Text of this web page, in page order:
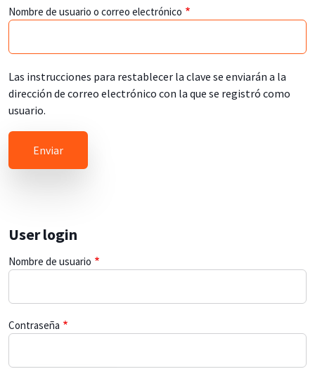
Nombre de usuario o correo electrónico
Las instrucciones para restablecer la clave se enviarán a la
dirección de correo electrónico con la que se registró como
usuario.
User login
Nombre de usuario
Contraseña